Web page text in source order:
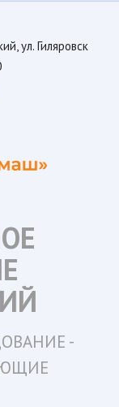
ул. Гиляровск
-